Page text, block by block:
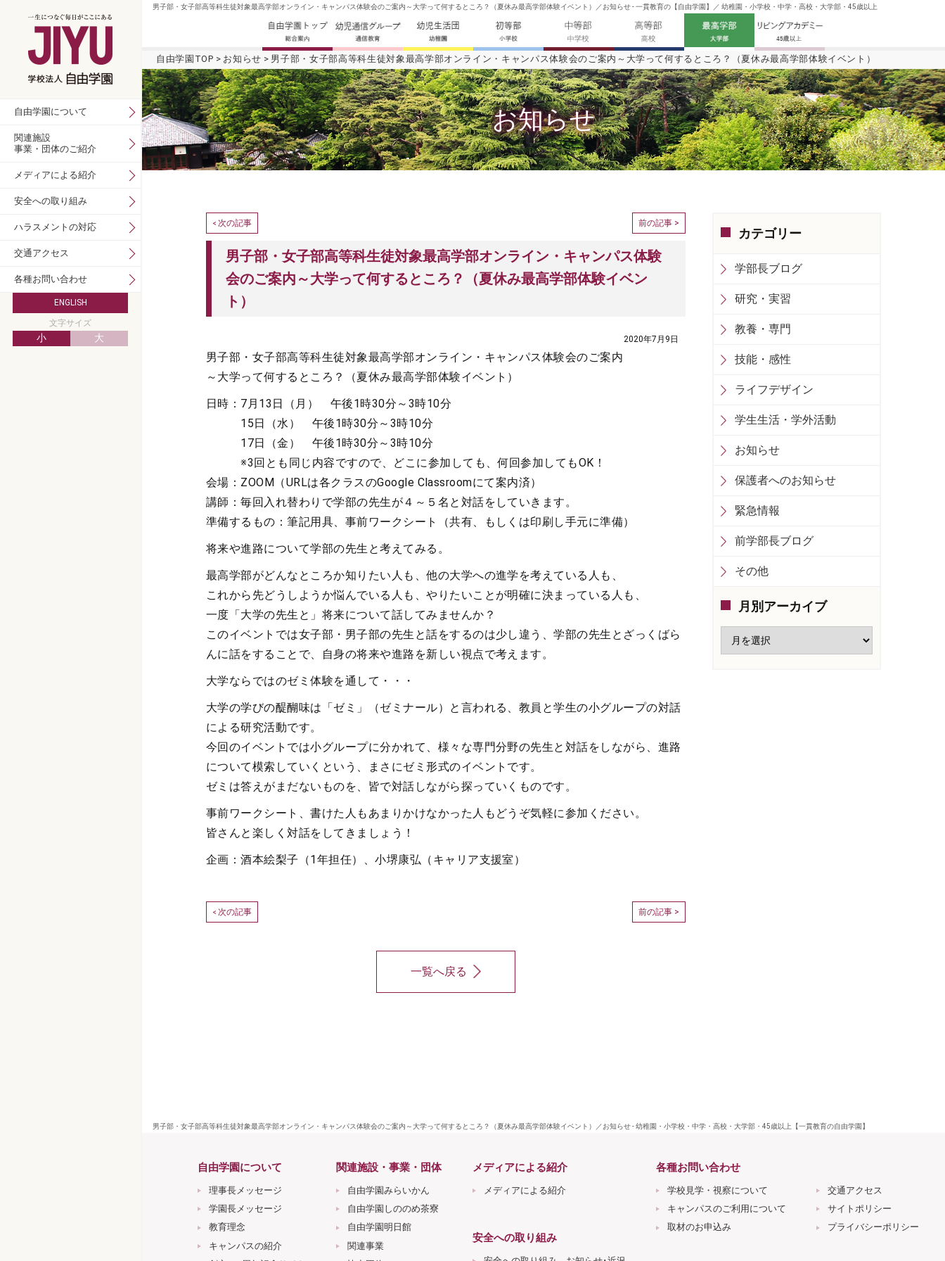
男子部・女子部高等科生徒対象最高学部オンライン・キャンパス体験会のご案内～大学って何するところ？（夏休み最高学部体験イベント）／お知らせ - 一貫教育の【自由学園】／ 幼稚園・小学校・中学・高校・大学部・45歳以上
自由学園TOP お知らせ 男子部・女子部高等科生徒対象最高学部オンライン・キャンパス体験会のご案内～大学って何するところ？（夏休み最高学部体験イベント）
お知らせ
< 次の記事 前の記事 >
男子部・女子部高等科生徒対象最高学部オンライン・キャンパス体験
会のご案内～大学って何するところ？（夏休み最高学部体験イベン
ト）
2020年7月9日
男子部・女子部高等科生徒対象最高学部オンライン・キャンパス体験会のご案内
～大学って何するところ？（夏休み最高学部体験イベント）
日時：7月13日（月） 午後1時30分～3時10分
15日（水） 午後1時30分～3時10分
17日（金） 午後1時30分～3時10分
※3回とも同じ内容ですので、どこに参加しても、何回参加してもOK！
会場：ZOOM（URLは各クラスのGoogle Classroomにて案内済）
講師：毎回入れ替わりで学部の先生が４～５名と対話をしていきます。
準備するもの：筆記用具、事前ワークシート（共有、もしくは印刷し手元に準備）
将来や進路について学部の先生と考えてみる。
最高学部がどんなところか知りたい人も、他の大学への進学を考えている人も、
これから先どうしようか悩んでいる人も、やりたいことが明確に決まっている人も、
一度「大学の先生と」将来について話してみませんか？
このイベントでは女子部・男子部の先生と話をするのは少し違う、学部の先生とざっくばら
んに話をすることで、自身の将来や進路を新しい視点で考えます。
大学ならではのゼミ体験を通して・・・
大学の学びの醍醐味は「ゼミ」（ゼミナール）と言われる、教員と学生の小グループの対話
による研究活動です。
今回のイベントでは小グループに分かれて、様々な専門分野の先生と対話をしながら、進路
について模索していくという、まさにゼミ形式のイベントです。
ゼミは答えがまだないものを、皆で対話しながら探っていくものです。
事前ワークシート、書けた人もあまりかけなかった人もどうぞ気軽に参加ください。
皆さんと楽しく対話をしてきましょう！
企画：酒本絵梨子（1年担任）、小堺康弘（キャリア支援室）
< 次の記事 前の記事 >
一覧へ戻る
カテゴリー
学部長ブログ
研究・実習
教養・専門
技能・感性
ライフデザイン
学生生活・学外活動
お知らせ
保護者へのお知らせ
緊急情報
前学部長ブログ
その他
月別アーカイブ
男子部・女子部高等科生徒対象最高学部オンライン・キャンパス体験会のご案内～大学って何するところ？（夏休み最高学部体験イベント）／お知らせ - 幼稚園・小学校・中学・高校・大学部・45歳以上【一貫教育の自由学園】
自由学園について
理事長メッセージ
学園長メッセージ
教育理念
キャンパスの紹介
関連施設・事業・団体
自由学園みらいかん
自由学園しののめ茶寮
自由学園明日館
関連事業
メディアによる紹介
メディアによる紹介
安全への取り組み
各種お問い合わせ
学校見学・視察について
キャンパスのご利用について
取材のお申込み
交通アクセス
サイトポリシー
プライバシーポリシー
自由学園について
関連施設
事業・団体のご紹介
メディアによる紹介
安全への取り組み
ハラスメントの対応
交通アクセス
各種お問い合わせ
ENGLISH
文字サイズ
小 大